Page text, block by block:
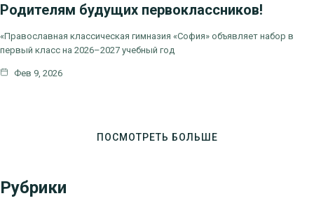
ПРАВОСЛАВНАЯ ГИМНАЗИЯ "СОФИЯ"
Родителям будущих первоклассников!
«Православная классическая гимназия «София» объявляет набор в
первый класс на 2026–2027 учебный год
Фев 9, 2026
ПОСМОТРЕТЬ БОЛЬШЕ
Рубрики